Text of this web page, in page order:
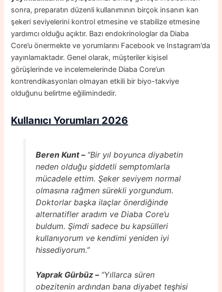
sonra, preparatın düzenli kullanımının birçok insanın kan
şekeri seviyelerini kontrol etmesine ve stabilize etmesine
yardımcı olduğu açıktır. Bazı endokrinologlar da Diaba
Core’u önermekte ve yorumlarını Facebook ve Instagram’da
yayınlamaktadır. Genel olarak, müşteriler kişisel
görüşlerinde ve incelemelerinde Diaba Core’un
kontrendikasyonları olmayan etkili bir biyo-takviye
olduğunu belirtme eğilimindedir.
Kullanıcı Yorumları 2026
Beren Kunt – “Bir yıl boyunca diyabetin
neden olduğu şiddetli semptomlarla
mücadele ettim. Şeker seviyem normal
olmasına rağmen sürekli yorgundum.
Doktorlar başka ilaçlar önerdiğinde
alternatifler aradım ve Diaba Core’u
buldum. Şimdi sadece bu kapsülleri
kullanıyorum ve kendimi yeniden iyi
hissediyorum.”
Yaprak Gürbüz – “Yıllarca süren
obezitenin ardından bana diyabet teşhisi